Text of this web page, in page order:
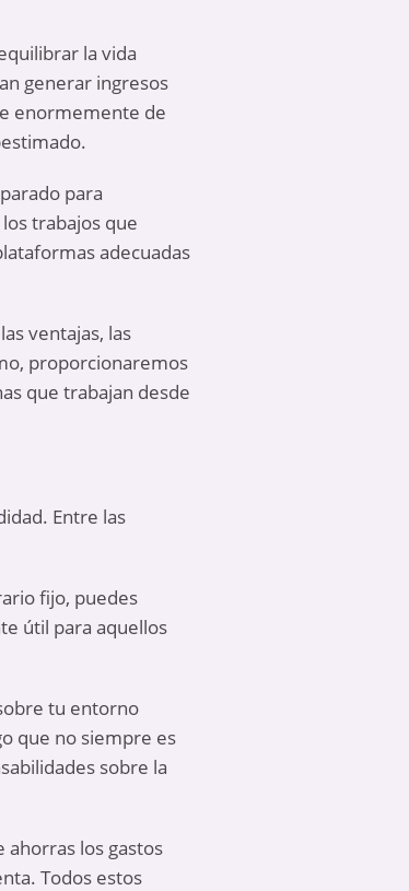
la vida
generar ingresos
enormemente de
para
trabajos que
adecuadas
ventajas, las
proporcionaremos
que trabajan desde
Entre las
fijo, puedes
útil para aquellos
tu entorno
que no siempre es
sobre la
ahorras los gastos
Todos estos